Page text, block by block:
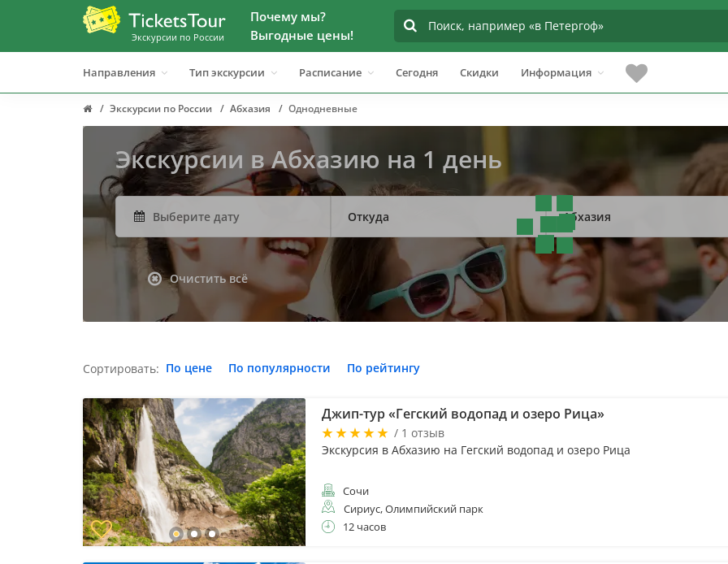
Экскурсии по России
Почему мы?
Выгодные цены!
Направления Тип экскурсии Расписание Сегодня Скидки Информация
Экскурсии по России Абхазия Однодневные
Экскурсии в Абхазию на 1 день
Откуда Абхазия
Очистить всё
Сортировать: По цене По популярности По рейтингу
Джип-тур «Гегский водопад и озеро Рица»
/ 1 отзыв
Экскурсия в Абхазию на Гегский водопад и озеро Рица
Сочи
Сириус, Олимпийский парк
12 часов